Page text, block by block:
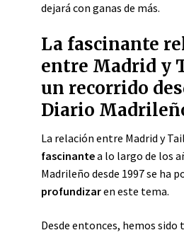
dejará con ganas de más.
La fascinante
entre Madrid y
un recorrido
Diario
La relación entre Madrid y
fascinantea lo largo de los
Madrileño desde 1997 se ha
profundizaren este tema.
Desde entonces, hemos sido